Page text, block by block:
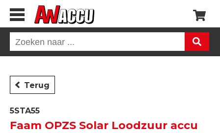
Terug
5STA55
Faam OPZS Solar Loodzuur accu